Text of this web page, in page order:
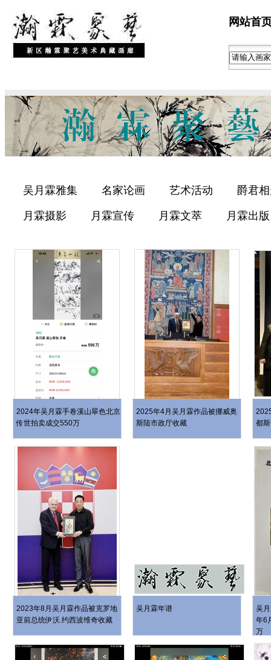
网站首
吴月霖雅集 名家论画 艺术活动 爵君
月霖摄影 月霖宣传 月霖文萃 月霖出版
2024年吴月霖手卷溪山翠色北京
传世拍卖成交550万
2025年4月吴月霖作品被挪威奥
斯陆市政厅收藏
都
2023年8月吴月霖作品被克罗地
亚前总统伊沃.约西波维奇收藏
吴月霖年谱
吴
年6
万